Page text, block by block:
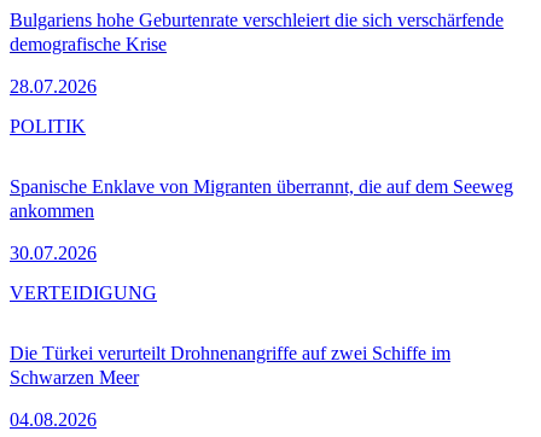
Bulgariens hohe Geburtenrate verschleiert die sich verschärfende
demografische Krise
28.07.2026
Spanische Enklave von Migranten überrannt, die auf dem Seeweg
ankommen
30.07.2026
POLITIK
Die Türkei verurteilt Drohnenangriffe auf zwei Schiffe im
Schwarzen Meer
04.08.2026
VERTEIDIGUNG